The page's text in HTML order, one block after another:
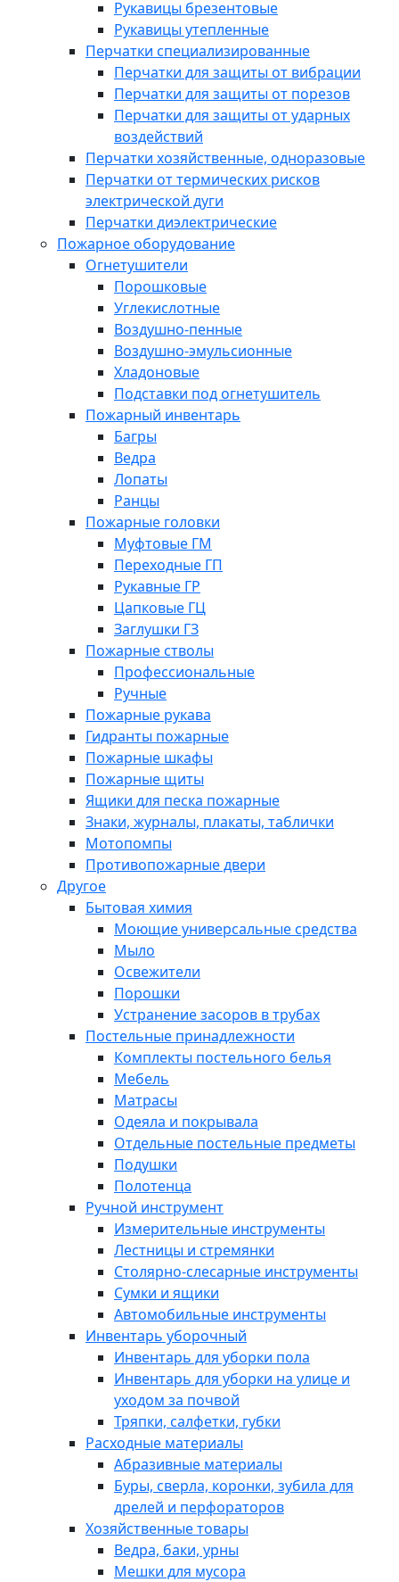
Рукавицы брезентовые
Рукавицы утепленные
Перчатки специализированные
Перчатки для защиты от вибрации
Перчатки для защиты от порезов
Перчатки для защиты от ударных
воздействий
Перчатки хозяйственные, одноразовые
Перчатки от термических рисков
электрической дуги
Перчатки диэлектрические
Пожарное оборудование
Огнетушители
Порошковые
Углекислотные
Воздушно-пенные
Воздушно-эмульсионные
Хладоновые
Подставки под огнетушитель
Пожарный инвентарь
Багры
Ведра
Лопаты
Ранцы
Пожарные головки
Муфтовые ГМ
Переходные ГП
Рукавные ГР
Цапковые ГЦ
Заглушки ГЗ
Пожарные стволы
Профессиональные
Ручные
Пожарные рукава
Гидранты пожарные
Пожарные шкафы
Пожарные щиты
Ящики для песка пожарные
Знаки, журналы, плакаты, таблички
Мотопомпы
Противопожарные двери
Другое
Бытовая химия
Моющие универсальные средства
Мыло
Освежители
Порошки
Устранение засоров в трубах
Постельные принадлежности
Комплекты постельного белья
Мебель
Матрасы
Одеяла и покрывала
Отдельные постельные предметы
Подушки
Полотенца
Ручной инструмент
Измерительные инструменты
Лестницы и стремянки
Столярно-слесарные инструменты
Сумки и ящики
Автомобильные инструменты
Инвентарь уборочный
Инвентарь для уборки пола
Инвентарь для уборки на улице и
уходом за почвой
Тряпки, салфетки, губки
Расходные материалы
Абразивные материалы
Буры, сверла, коронки, зубила для
дрелей и перфораторов
Хозяйственные товары
Ведра, баки, урны
Мешки для мусора